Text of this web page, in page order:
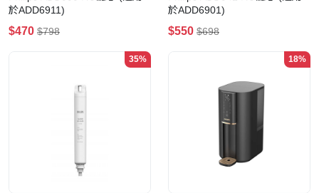
於ADD6911)
$470 $798
於ADD6901)
$550 $698
35% 18%